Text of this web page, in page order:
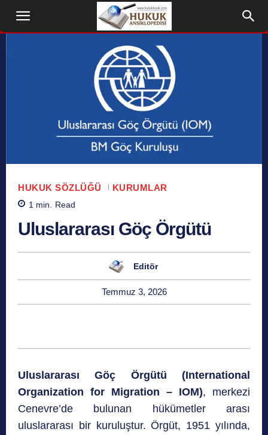
HUKUK SÖZLÜĞÜ KURUMLAR
1 min. Read
Uluslararası Göç Örgütü
Editör
Temmuz 3, 2026
Uluslararası Göç Örgütü (International
Organization for Migration – IOM), merkezi
Cenevre’de bulunan hükümetler arası
uluslararası bir kuruluştur. Örgüt, 1951 yılında,